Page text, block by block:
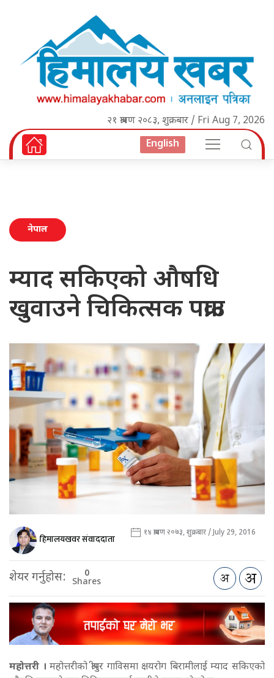
२१ श्रावण २०८३, शुक्रबार / Fri Aug 7, 2026
English
नेपाल
म्याद सकिएको औषधि
खुवाउने चिकित्सक पक्राउ
हिमालयखवर संवाददाता १४ श्रावण २०७३, शुक्रबार / July 29, 2016
शेयर गर्नुहोस: 0
Shares
महोत्तरी । महोत्तरीको श्रीपुर गाविसमा क्षयरोग बिरामीलाई म्याद सकिएको